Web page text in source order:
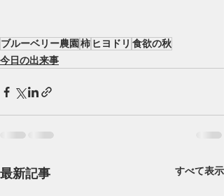
ブルーベリー農園 柿 ヒヨドリ 食欲の秋
今日の出来事
最新記事 すべて表示